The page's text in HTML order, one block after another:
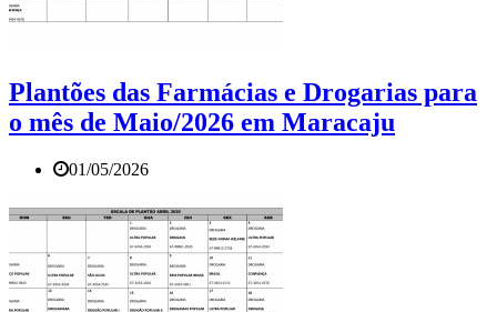
Plantões das Farmácias e Drogarias para
o mês de Maio/2026 em Maracaju
01/05/2026